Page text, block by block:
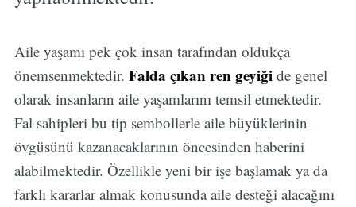
Aile yaşamı pek çok insan tarafından oldukça
önemsenmektedir. Falda çıkan ren geyiği de genel
olarak insanların aile yaşamlarını temsil etmektedir.
Fal sahipleri bu tip sembollerle aile büyüklerinin
övgüsünü kazanacaklarının öncesinden haberini
alabilmektedir. Özellikle yeni bir işe başlamak ya da
farklı kararlar almak konusunda aile desteği alacağını